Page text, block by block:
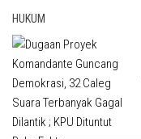
HUKUM